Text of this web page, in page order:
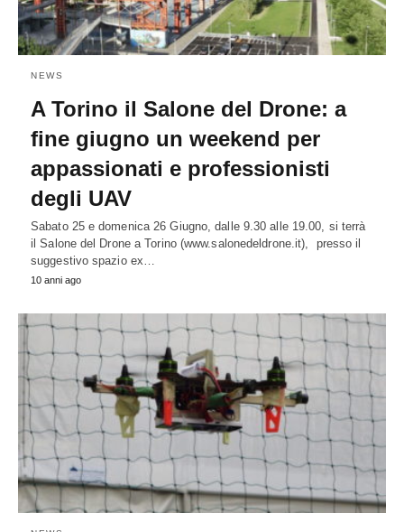
NEWS
A Torino il Salone del Drone: a
fine giugno un weekend per
appassionati e professionisti
degli UAV
Sabato 25 e domenica 26 Giugno, dalle 9.30 alle 19.00, si terrà
il Salone del Drone a Torino (www.salonedeldrone.it), presso il
suggestivo spazio ex…
10 anni ago